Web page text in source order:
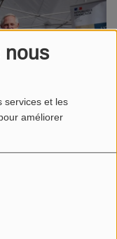
nous
services et les
améliorer
des forêts du